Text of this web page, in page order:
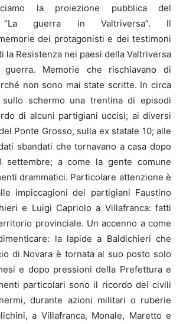
la proiezione pubblica del
“La guerra in Valtriversa”. Il
dei protagonisti e dei testimoni
la Resistenza nei paesi della Valtriversa
guerra. Memorie che rischiavano di
non sono mai state scritte. In circa
sullo schermo una trentina di episodi
di alcuni partigiani uccisi; ai diversi
Ponte Grosso, sulla ex statale 10; alle
sbandati che tornavano a casa dopo
settembre; a come la gente comune
drammatici. Particolare attenzione è
impiccagioni dei partigiani Faustino
e Luigi Capriolo a Villafranca: fatti
provinciale. Un accenno a come
la lapide a Baldichieri che
di Novara è tornata al suo posto solo
e dopo pressioni della Prefettura e
particolari sono il ricordo dei civili
durante azioni militari o ruberie
a Villafranca, Monale, Maretto e